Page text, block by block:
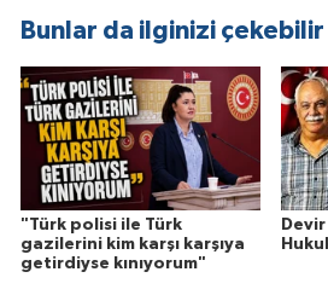
Bunlar da ilginizi çekebilir
"Türk polisi ile Türk
gazilerini kim karşı karşıya
getirdiyse kınıyorum"